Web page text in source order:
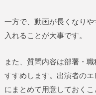
一方で、動画が長くなり
入れることが大事です。
また、質問内容は部署・
すすめします。出演者の
にまとめて用意しておく